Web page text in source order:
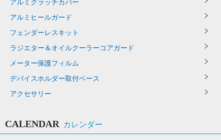
アルミクラッチカバー
アルミヒールガード
フェンダーレスキット
ラジエター＆オイルクーラーコアガード
メーター保護フィルム
デバイスホルダー取付ベース
アクセサリー
CALENDAR カレンダー